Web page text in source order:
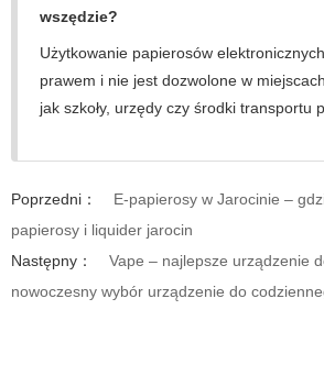
wszędzie?
Użytkowanie papierosów
prawem i nie jest dozwolone w
jak szkoły, urzędy czy środki transportu
Poprzedni：
E-papierosy w Jarocinie –
papierosy i liquider jarocin
Następny：
Vape – najlepsze urządzenie
nowoczesny wybór urządzenie do